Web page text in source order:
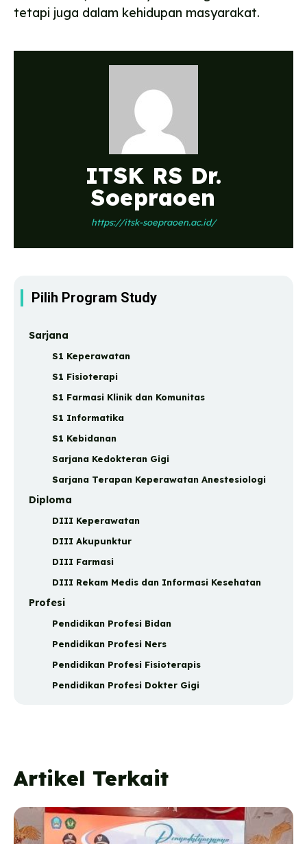
tetapi juga dalam kehidupan masyarakat.
ITSK RS Dr.
Soepraoen
https://itsk-soepraoen.ac.id/
Pilih Program Study
Sarjana
S1 Keperawatan
S1 Fisioterapi
S1 Farmasi Klinik dan Komunitas
S1 Informatika
S1 Kebidanan
Sarjana Kedokteran Gigi
Sarjana Terapan Keperawatan Anestesiologi
Diploma
DIII Keperawatan
DIII Akupunktur
DIII Farmasi
DIII Rekam Medis dan Informasi Kesehatan
Profesi
Pendidikan Profesi Bidan
Pendidikan Profesi Ners
Pendidikan Profesi Fisioterapis
Pendidikan Profesi Dokter Gigi
Artikel Terkait